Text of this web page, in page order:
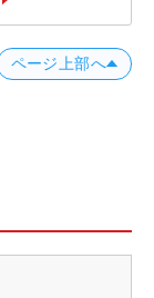
ページ上部へ